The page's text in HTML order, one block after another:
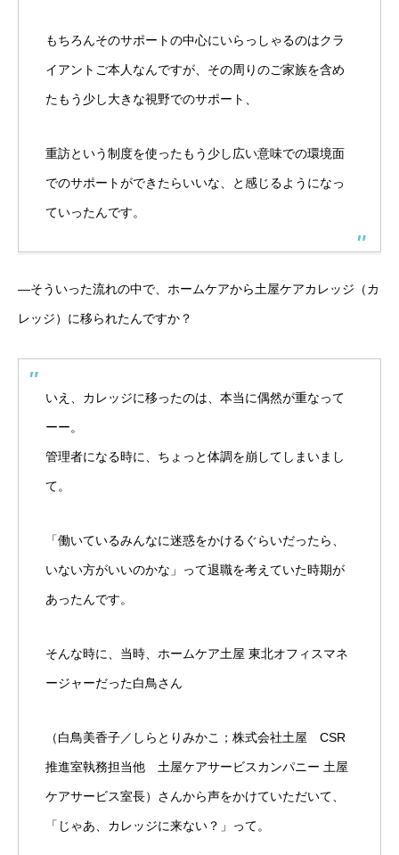
もちろんそのサポートの中心にいらっしゃるのはクラ
イアントご本人なんですが、その周りのご家族を含め
たもう少し大きな視野でのサポート、
重訪という制度を使ったもう少し広い意味での環境面
でのサポートができたらいいな、と感じるようになっ
ていったんです。
―そういった流れの中で、ホームケアから土屋ケアカレッジ（カ
レッジ）に移られたんですか？
いえ、カレッジに移ったのは、本当に偶然が重なって
ーー。
管理者になる時に、ちょっと体調を崩してしまいまし
て。
「働いているみんなに迷惑をかけるぐらいだったら、
いない方がいいのかな」って退職を考えていた時期が
あったんです。
そんな時に、当時、ホームケア土屋 東北オフィスマネ
ージャーだった白鳥さん
（白鳥美香子／しらとりみかこ；株式会社土屋 CSR
推進室執務担当他 土屋ケアサービスカンパニー 土屋
ケアサービス室長）さんから声をかけていただいて、
「じゃあ、カレッジに来ない？」って。